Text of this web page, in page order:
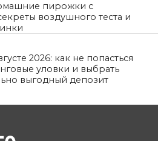
пирожки с
воздушного теста и
2026: как не попасться
уловки и выбрать
выгодный депозит